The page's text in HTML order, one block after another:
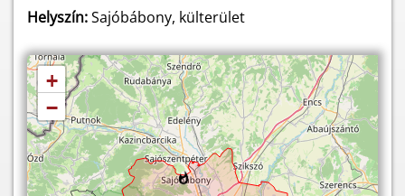
Helyszín:Sajóbábony, külterület
+
−